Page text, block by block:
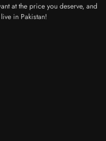
at the price you deserve, and
in Pakistan!